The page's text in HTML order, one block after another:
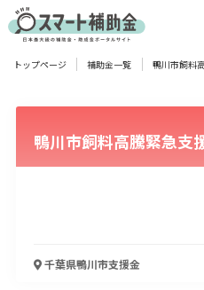
対象
企業 団体 個人 その他
業種
トップページ 補助金一覧 鴨川市飼料
鴨川市飼料高騰緊急支
千葉県鴨川市支援金